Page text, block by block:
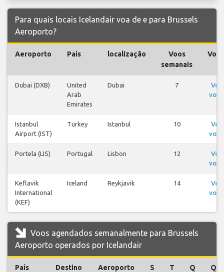
Para quais locais Icelandair voa de e para Brussels
Aeroporto?
Aeroporto País localização
Voos
semanais
Voos
Dubai (DXB)
United
Arab
Emirates
Dubai 7
Ver
voos
Istanbul
Airport (IST)
Turkey Istanbul 10
Ver
voos
Portela (LIS) Portugal Lisbon 12
Ver
voos
Keflavik
International
(KEF)
Iceland Reykjavik 14
Ver
voos
Voos agendados semanalmente para Brussels
Aeroporto operados por Icelandair
País Destino Aeroporto S T Q Q